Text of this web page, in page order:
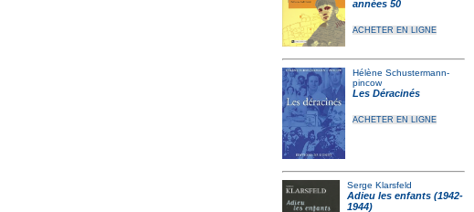
années 50
ACHETER EN LIGNE
Hélène Schustermann-
pincow
Les Déracinés
ACHETER EN LIGNE
Serge Klarsfeld
Adieu les enfants (1942-
1944)